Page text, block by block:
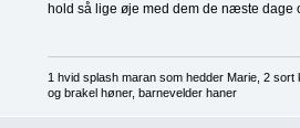
hold så lige øje med dem de næste dage
1 hvid splash maran som hedder Marie, 2
og brakel høner, barnevelder haner